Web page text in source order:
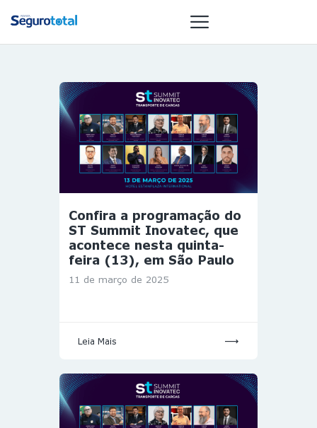
NOTÍCIAS
REVISTA
ESPECIAIS
GAIVOTA DE
OURO
MULHERES
GESTORAS
HOMEST
HOME
Confira a programação do
ST Summit Inovatec, que
acontece nesta quinta-
feira (13), em São Paulo
11 de março de 2025
Leia Mais